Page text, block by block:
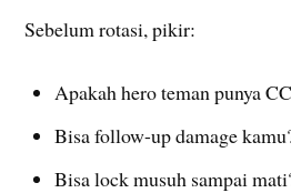
Sebelum rotasi, pikir:
Apakah hero teman punya
Bisa follow-up damage
Bisa lock musuh sampai